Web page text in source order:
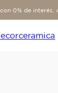
0% de interés.